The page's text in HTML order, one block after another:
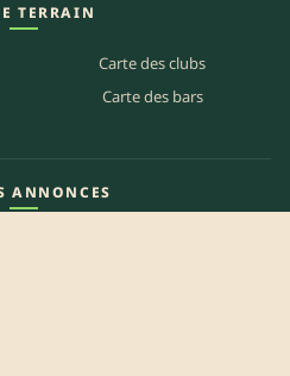
TERRAIN
Carte des clubs
Carte des bars
ANNONCES